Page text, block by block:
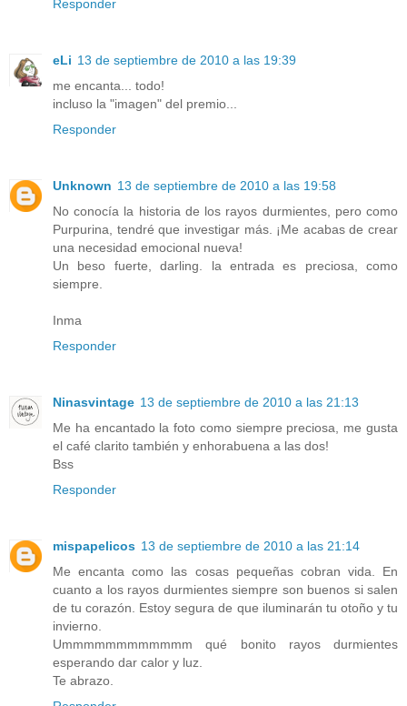
Responder
eLi 13 de septiembre de 2010 a las 19:39
me encanta... todo!
incluso la "imagen" del premio...
Responder
Unknown 13 de septiembre de 2010 a las 19:58
No conocía la historia de los rayos durmientes, pero como
Purpurina, tendré que investigar más. ¡Me acabas de crear
una necesidad emocional nueva!
Un beso fuerte, darling. la entrada es preciosa, como
siempre.
Inma
Responder
Ninasvintage 13 de septiembre de 2010 a las 21:13
Me ha encantado la foto como siempre preciosa, me gusta
el café clarito también y enhorabuena a las dos!
Bss
Responder
mispapelicos 13 de septiembre de 2010 a las 21:14
Me encanta como las cosas pequeñas cobran vida. En
cuanto a los rayos durmientes siempre son buenos si salen
de tu corazón. Estoy segura de que iluminarán tu otoño y tu
invierno.
Ummmmmmmmmmmm qué bonito rayos durmientes
esperando dar calor y luz.
Te abrazo.